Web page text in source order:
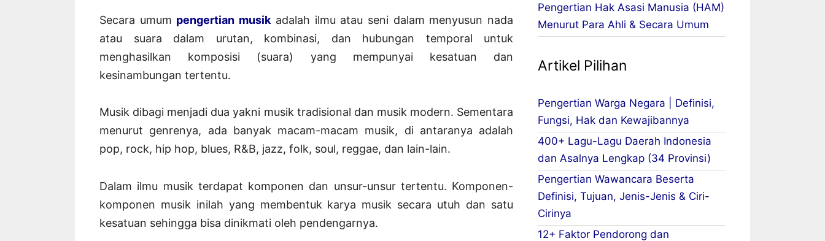
Secara umum pengertian musik adalah ilmu atau seni dalam menyusun nada
atau suara dalam urutan, kombinasi, dan hubungan temporal untuk
menghasilkan komposisi (suara) yang mempunyai kesatuan dan
kesinambungan tertentu.
Musik dibagi menjadi dua yakni musik tradisional dan musik modern. Sementara
menurut genrenya, ada banyak macam-macam musik, di antaranya adalah
pop, rock, hip hop, blues, R&B, jazz, folk, soul, reggae, dan lain-lain.
Dalam ilmu musik terdapat komponen dan unsur-unsur tertentu. Komponen-
komponen musik inilah yang membentuk karya musik secara utuh dan satu
kesatuan sehingga bisa dinikmati oleh pendengarnya.
Pengertian Hak Asasi Manusia (HAM)
Menurut Para Ahli & Secara Umum
Artikel Pilihan
Pengertian Warga Negara | Definisi,
Fungsi, Hak dan Kewajibannya
400+ Lagu-Lagu Daerah Indonesia
dan Asalnya Lengkap (34 Provinsi)
Pengertian Wawancara Beserta
Definisi, Tujuan, Jenis-Jenis & Ciri-
Cirinya
12+ Faktor Pendorong dan